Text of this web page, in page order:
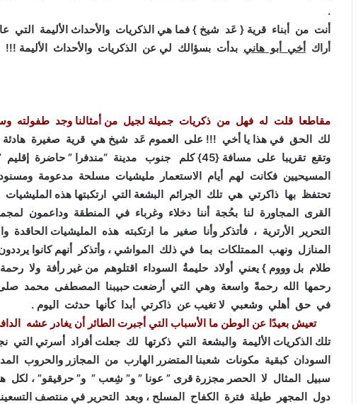
.
أنت من أبناء قرية { عَد شيخ } فما هي الذكريات والأحداث الأليمة التي
أراك أخي أبو هاني بدأت بسؤالك لي عن الذكريات والأحداث الأليمة !!!
مقاطعا قلت له فهل من ذكريات جميلة لجيل من أمثالنا وجد طفولته
لك الحق في هذا يا أخي !!! على العموم عَد شيخ هي قرية صغيرة هادئة
وتقع تقريبا على مسافة {45} كلم جنوب مدينة “مندفرا ”
المسيحيين فكانت لهم أيام الاستعمار مليشيات مسلحة مدعومة
تحتفظ بها ذاكرتي هي تلك الجرائم البشعة التي ارتكبتها هذه
القرى المجاورة لنا بحُجة أننا دخلاء وغرباء في المنطقة وداعمون
التحرير الأرترية ، فأتذكر وأنا صغير ما ارتكبته هذه المليشيات
المنازل ونهب الممتلكات بما في ذلك المواشي ، وأتذكر أنهم كانوا
طلام بل وووم } يعني أولاد حليمةُ السوداء اقتلوهم من غير رأفة ولا
رحمها الله رحمةً واسعة وهي التي أرضعت حبيبنا المصطفى محمد صلى
في حق أهلي وشعبي لا تغيب عن ذاكرتي أبدا كأنها حدثت اليوم .
تعيش بعيدًا عن الوطن ما الأسباب التي أجبرت الطائر أن يغادر عشه
تلك الذكريات الأليمة والبشعة التي ذكرتها لك جعلت أفراد أسرتي
السودان كبقية مكونات شعبنا المتضرر الهارب من المجازر والحروب
سبيل المثال لا الحصر مجزرة قرى ” عونا ” و” شِعب ” و” حرقيقو” ، لكل
دول المجهر طيلة فترة الكفاح المسلح ، وبعد التحرير في منتصف